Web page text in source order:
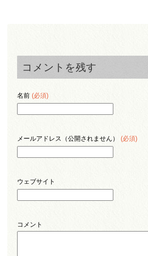
コメントを残す
名前 (必須)
メールアドレス（公開されません） (必須)
ウェブサイト
コメント